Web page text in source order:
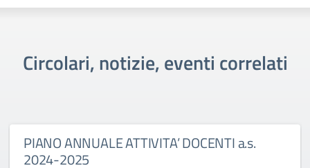
Circolari, notizie, eventi correlati
PIANO ANNUALE ATTIVITA’ DOCENTI a.s.
2024-2025